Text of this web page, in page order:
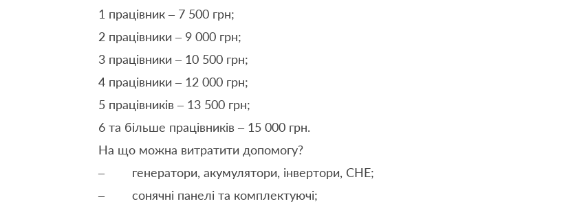
1 працівник – 7 500 грн;
2 працівники – 9 000 грн;
3 працівники – 10 500 грн;
4 працівники – 12 000 грн;
5 працівників – 13 500 грн;
6 та більше працівників – 15 000 грн.
На що можна витратити допомогу?
– генератори, акумулятори, інвертори, СНЕ;
– сонячні панелі та комплектуючі;